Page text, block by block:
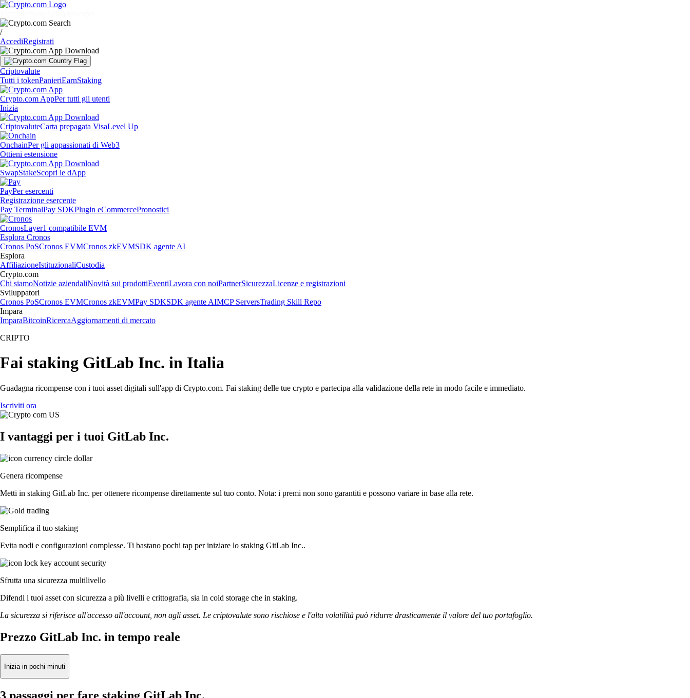
/
AccediRegistrati
Criptovalute
Tutti i tokenPanieriEarnStaking
Crypto.com AppPer tutti gli utenti
Inizia
CriptovaluteCarta prepagata VisaLevel Up
OnchainPer gli appassionati di Web3
Ottieni estensione
SwapStakeScopri le dApp
PayPer esercenti
Registrazione esercente
Pay TerminalPay SDKPlugin eCommercePronostici
CronosLayer1 compatibile EVM
Esplora Cronos
Cronos PoSCronos EVMCronos zkEVMSDK agente AI
Esplora
AffiliazioneIstituzionaliCustodia
Crypto.com
Chi siamoNotizie aziendaliNovità sui prodottiEventiLavora con noiPartnerSicurezzaLicenze e registrazioni
Sviluppatori
Cronos PoSCronos EVMCronos zkEVMPay SDKSDK agente AIMCP ServersTrading Skill Repo
Impara
ImparaBitcoinRicercaAggiornamenti di mercato
CRIPTO
Fai staking GitLab Inc. in Italia
Guadagna ricompense con i tuoi asset digitali sull'app di Crypto.com. Fai staking delle tue crypto e partecipa alla validazione della rete in modo facile e immediato.
Iscriviti ora
I vantaggi per i tuoi GitLab Inc.
Genera ricompense
Metti in staking GitLab Inc. per ottenere ricompense direttamente sul tuo conto. Nota: i premi non sono garantiti e possono variare in base alla rete.
Semplifica il tuo staking
Evita nodi e configurazioni complesse. Ti bastano pochi tap per iniziare lo staking GitLab Inc..
Sfrutta una sicurezza multilivello
Difendi i tuoi asset con sicurezza a più livelli e crittografia, sia in cold storage che in staking.
La sicurezza si riferisce all'accesso all'account, non agli asset. Le criptovalute sono rischiose e l'alta volatilità può ridurre drasticamente il valore del tuo portafoglio.
Prezzo GitLab Inc. in tempo reale
Inizia in pochi minuti